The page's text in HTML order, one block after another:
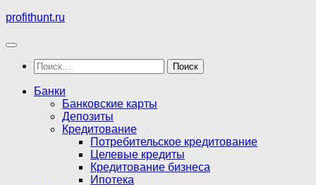
Перейти
содержимому
profithunt.ru
Найти:
Банки
Банковские карты
Депозиты
Кредитование
Потребительское кредитование
Целевые кредиты
Кредитование бизнеса
Ипотека